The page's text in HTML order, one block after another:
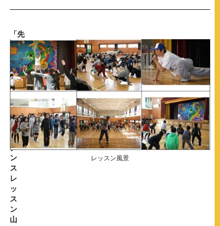
「先
輩
に
学
ぼ
う！」
演
会・
公
開
ダ
ン
ス
レ
ッ
ス
ン
山
レッスン風景